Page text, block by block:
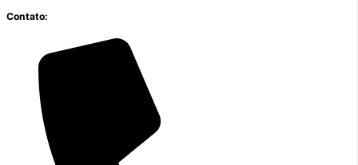
Contato: